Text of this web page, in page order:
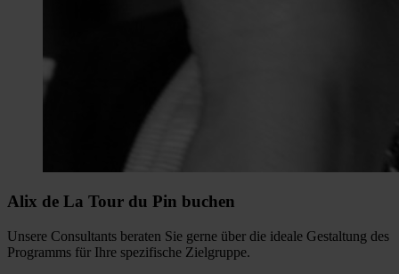
Alix de La Tour du Pin buchen
Unsere Consultants beraten Sie gerne über die ideale Gestaltung des
Programms für Ihre spezifische Zielgruppe.